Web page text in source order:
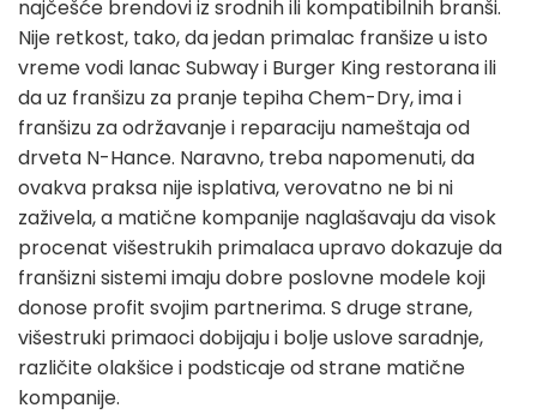
najčešće brendovi iz srodnih ili kompatibilnih branši.
Nije retkost, tako, da jedan primalac franšize u isto
vreme vodi lanac Subway i Burger King restorana ili
da uz franšizu za pranje tepiha Chem-Dry, ima i
franšizu za održavanje i reparaciju nameštaja od
drveta N-Hance. Naravno, treba napomenuti, da
ovakva praksa nije isplativa, verovatno ne bi ni
zaživela, a matične kompanije naglašavaju da visok
procenat višestrukih primalaca upravo dokazuje da
franšizni sistemi imaju dobre poslovne modele koji
donose profit svojim partnerima. S druge strane,
višestruki primaoci dobijaju i bolje uslove saradnje,
različite olakšice i podsticaje od strane matične
kompanije.